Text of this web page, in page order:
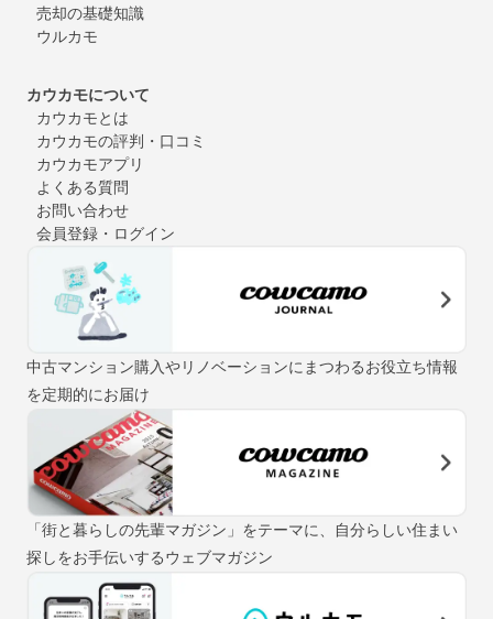
売却の基礎知識
ウルカモ
カウカモについて
カウカモとは
カウカモの評判・口コミ
カウカモアプリ
よくある質問
お問い合わせ
会員登録・ログイン
中古マンション購入やリノベーションにまつわるお役立ち情報
を定期的にお届け
「街と暮らしの先輩マガジン」をテーマに、自分らしい住まい
探しをお手伝いするウェブマガジン